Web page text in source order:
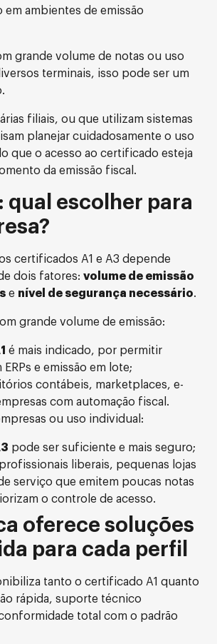
em ambientes de emissão
grande volume de notas ou uso
terminais, isso pode ser um
filiais, ou que utilizam sistemas
planejar cuidadosamente o uso
que o acesso ao certificado esteja
da emissão fiscal.
qual escolher para
certificados A1 e A3 depende
dois fatores: volume de emissão
e nível de segurança necessário.
grande volume de emissão:
é mais indicado, por permitir
e emissão em lote;
contábeis, marketplaces, e-
com automação fiscal.
ou uso individual:
pode ser suficiente e mais seguro;
liberais, pequenas lojas
serviço que emitem poucas notas
o controle de acesso.
oferece soluções
para cada perfil
tanto o certificado A1 quanto
rápida, suporte técnico
total com o padrão